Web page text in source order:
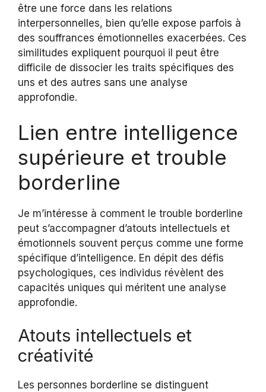
être une force dans les relations
interpersonnelles, bien qu’elle expose parfois à
des souffrances émotionnelles exacerbées. Ces
similitudes expliquent pourquoi il peut être
difficile de dissocier les traits spécifiques des
uns et des autres sans une analyse
approfondie.
Lien entre intelligence
supérieure et trouble
borderline
Je m’intéresse à comment le trouble borderline
peut s’accompagner d’atouts intellectuels et
émotionnels souvent perçus comme une forme
spécifique d’intelligence. En dépit des défis
psychologiques, ces individus révèlent des
capacités uniques qui méritent une analyse
approfondie.
Atouts intellectuels et
créativité
Les personnes borderline se distinguent